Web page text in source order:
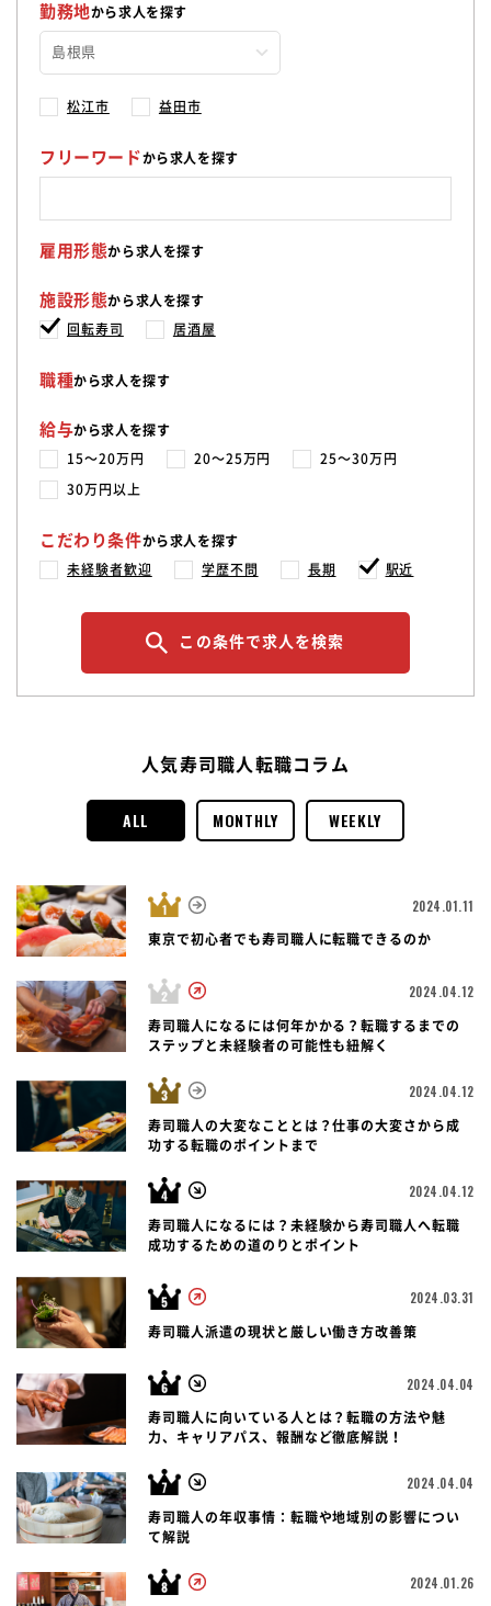
勤務地から求人を探す
松江市 益田市
フリーワードから求人を探す
雇用形態から求人を探す
施設形態から求人を探す
回転寿司 居酒屋
職種から求人を探す
給与から求人を探す
15〜20万円 20〜25万円 25〜30万円
30万円以上
こだわり条件から求人を探す
未経験者歓迎 学歴不問 長期 駅近
この条件で求人を検索
人気寿司職人転職コラム
ALL MONTHLY WEEKLY
2024.01.11
東京で初心者でも寿司職人に転職できるのか
2024.04.12
寿司職人になるには何年かかる？転職するまでの
ステップと未経験者の可能性も紐解く
2024.04.12
寿司職人の大変なこととは？仕事の大変さから成
功する転職のポイントまで
2024.04.12
寿司職人になるには？未経験から寿司職人へ転職
成功するための道のりとポイント
2024.03.31
寿司職人派遣の現状と厳しい働き方改善策
2024.04.04
寿司職人に向いている人とは？転職の方法や魅
力、キャリアパス、報酬など徹底解説！
2024.04.04
寿司職人の年収事情：転職や地域別の影響につい
て解説
2024.01.26